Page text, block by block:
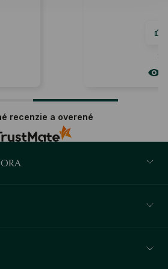
recenzie a overené